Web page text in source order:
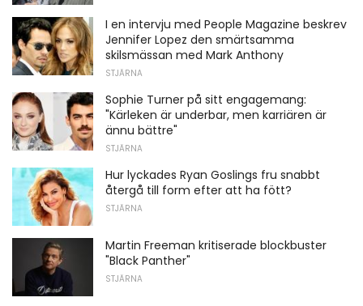
I en intervju med People Magazine beskrev
Jennifer Lopez den smärtsamma
skilsmässan med Mark Anthony
STJÄRNA
Sophie Turner på sitt engagemang:
"Kärleken är underbar, men karriären är
ännu bättre"
STJÄRNA
Hur lyckades Ryan Goslings fru snabbt
återgå till form efter att ha fött?
STJÄRNA
Martin Freeman kritiserade blockbuster
"Black Panther"
STJÄRNA